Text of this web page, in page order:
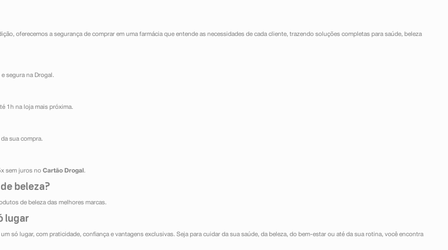
oferecemos a segurança de comprar em uma farmácia que entende as necessidades de cada cliente, trazendo soluções completas para saúde, beleza
segura na Drogal.
1h na loja mais próxima.
sua compra.
sem juros no Cartão Drogal .
beleza?
de beleza das melhores marcas.
lugar
só lugar, com praticidade, confiança e vantagens exclusivas. Seja para cuidar da sua saúde, da beleza, do bem-estar ou até da sua rotina, você encontra